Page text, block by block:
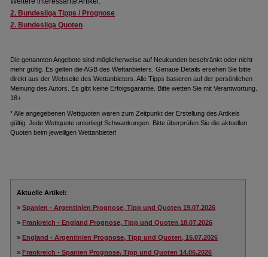
2. Bundesliga Tipps / Prognose
2. Bundesliga Quoten
Die genannten Angebote sind möglicherweise auf Neukunden beschränkt oder nicht
mehr gültig. Es gelten die AGB des Wettanbieters. Genaue Details ersehen Sie bitte
direkt aus der Webseite des Wettanbieters. Alle Tipps basieren auf der persönlichen
Meinung des Autors. Es gibt keine Erfolgsgarantie. Bitte wetten Sie mit Verantwortung.
18+
* Alle angegebenen Wettquoten waren zum Zeitpunkt der Erstellung des Artikels
gültig. Jede Wettquote unterliegt Schwankungen. Bitte überprüfen Sie die aktuellen
Quoten beim jeweiligen Wettanbieter!
Aktuelle Artikel:
»Spanien - Argentinien Prognose, Tipp und Quoten 19.07.2026
»Frankreich - England Prognose, Tipp und Quoten 18.07.2026
»England - Argentinien Prognose, Tipp und Quoten, 15.07.2026
»Frankreich - Spanien Prognose, Tipp und Quoten 14.06.2026